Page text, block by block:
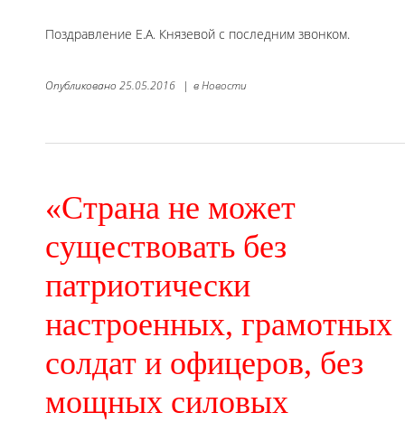
Поздравление Е.А. Князевой с последним звонком.
Опубликовано 25.05.2016 | вНовости
«Страна не может
существовать без
патриотически
настроенных, грамотных
солдат и офицеров, без
мощных силовых